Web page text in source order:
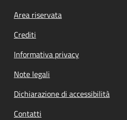
Footer menu
Area riservata
Crediti
Informativa privacy
Note legali
Dichiarazione di accessibilità
Contatti